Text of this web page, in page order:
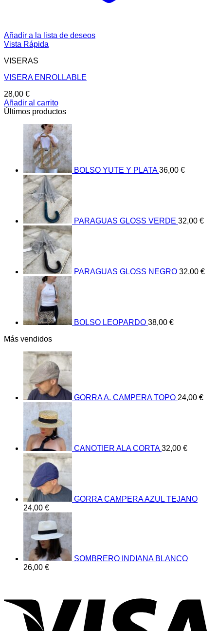
Añadir a la lista de deseos
Vista Rápida
VISERAS
VISERA ENROLLABLE
28,00 €
Añadir al carrito
Últimos productos
BOLSO YUTE Y PLATA 36,00 €
PARAGUAS GLOSS VERDE 32,00 €
PARAGUAS GLOSS NEGRO 32,00 €
BOLSO LEOPARDO 38,00 €
Más vendidos
GORRA A. CAMPERA TOPO 24,00 €
CANOTIER ALA CORTA 32,00 €
GORRA CAMPERA AZUL TEJANO
24,00 €
SOMBRERO INDIANA BLANCO
26,00 €